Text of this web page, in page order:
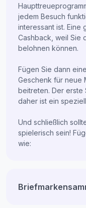
jedem Besuch
interessant ist. Eine
Cashback, weil Sie
belohnen können.
Fügen Sie dann
Geschenk für neue
beitreten. Der erste
daher ist ein
Und schließlich
spielerisch sein!
wie: